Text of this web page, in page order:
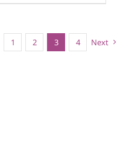
1 2 3 4 Next